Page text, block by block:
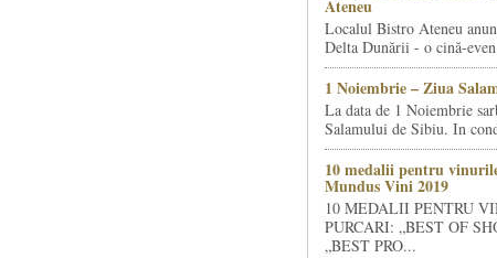
Ateneu
Localul Bistro Ateneu
Delta Dunării - o cină-
1 Noiembrie – Ziua
La data de 1 Noiembrie
Salamului de Sibiu. In
10 medalii pentru
Mundus Vini 2019
10 MEDALII PENTRU
PURCARI: „BEST OF
„BEST PRO...